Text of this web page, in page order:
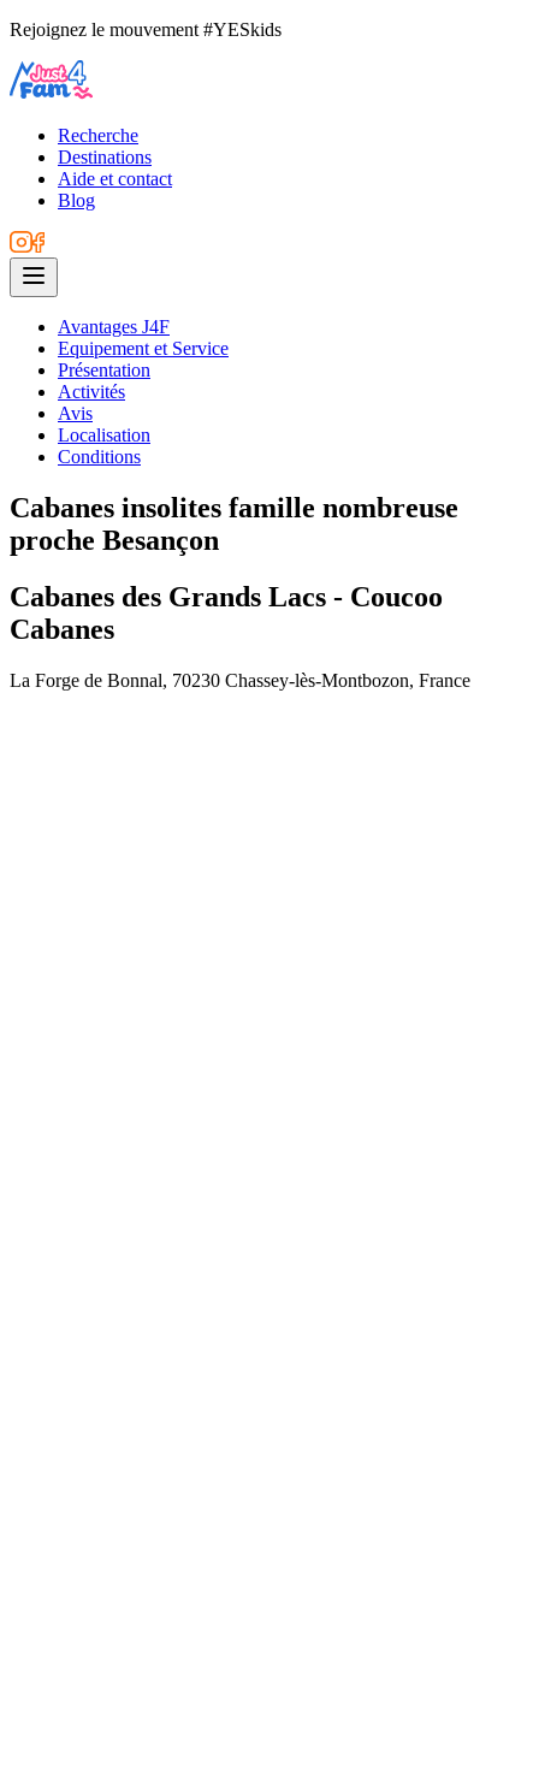
Rejoignez le mouvement #YESkids
Recherche
Destinations
Aide et contact
Blog
Avantages J4F
Equipement et Service
Présentation
Activités
Avis
Localisation
Conditions
Cabanes insolites famille nombreuse
proche Besançon
Cabanes des Grands Lacs - Coucoo
Cabanes
La Forge de Bonnal, 70230 Chassey-lès-Montbozon, France